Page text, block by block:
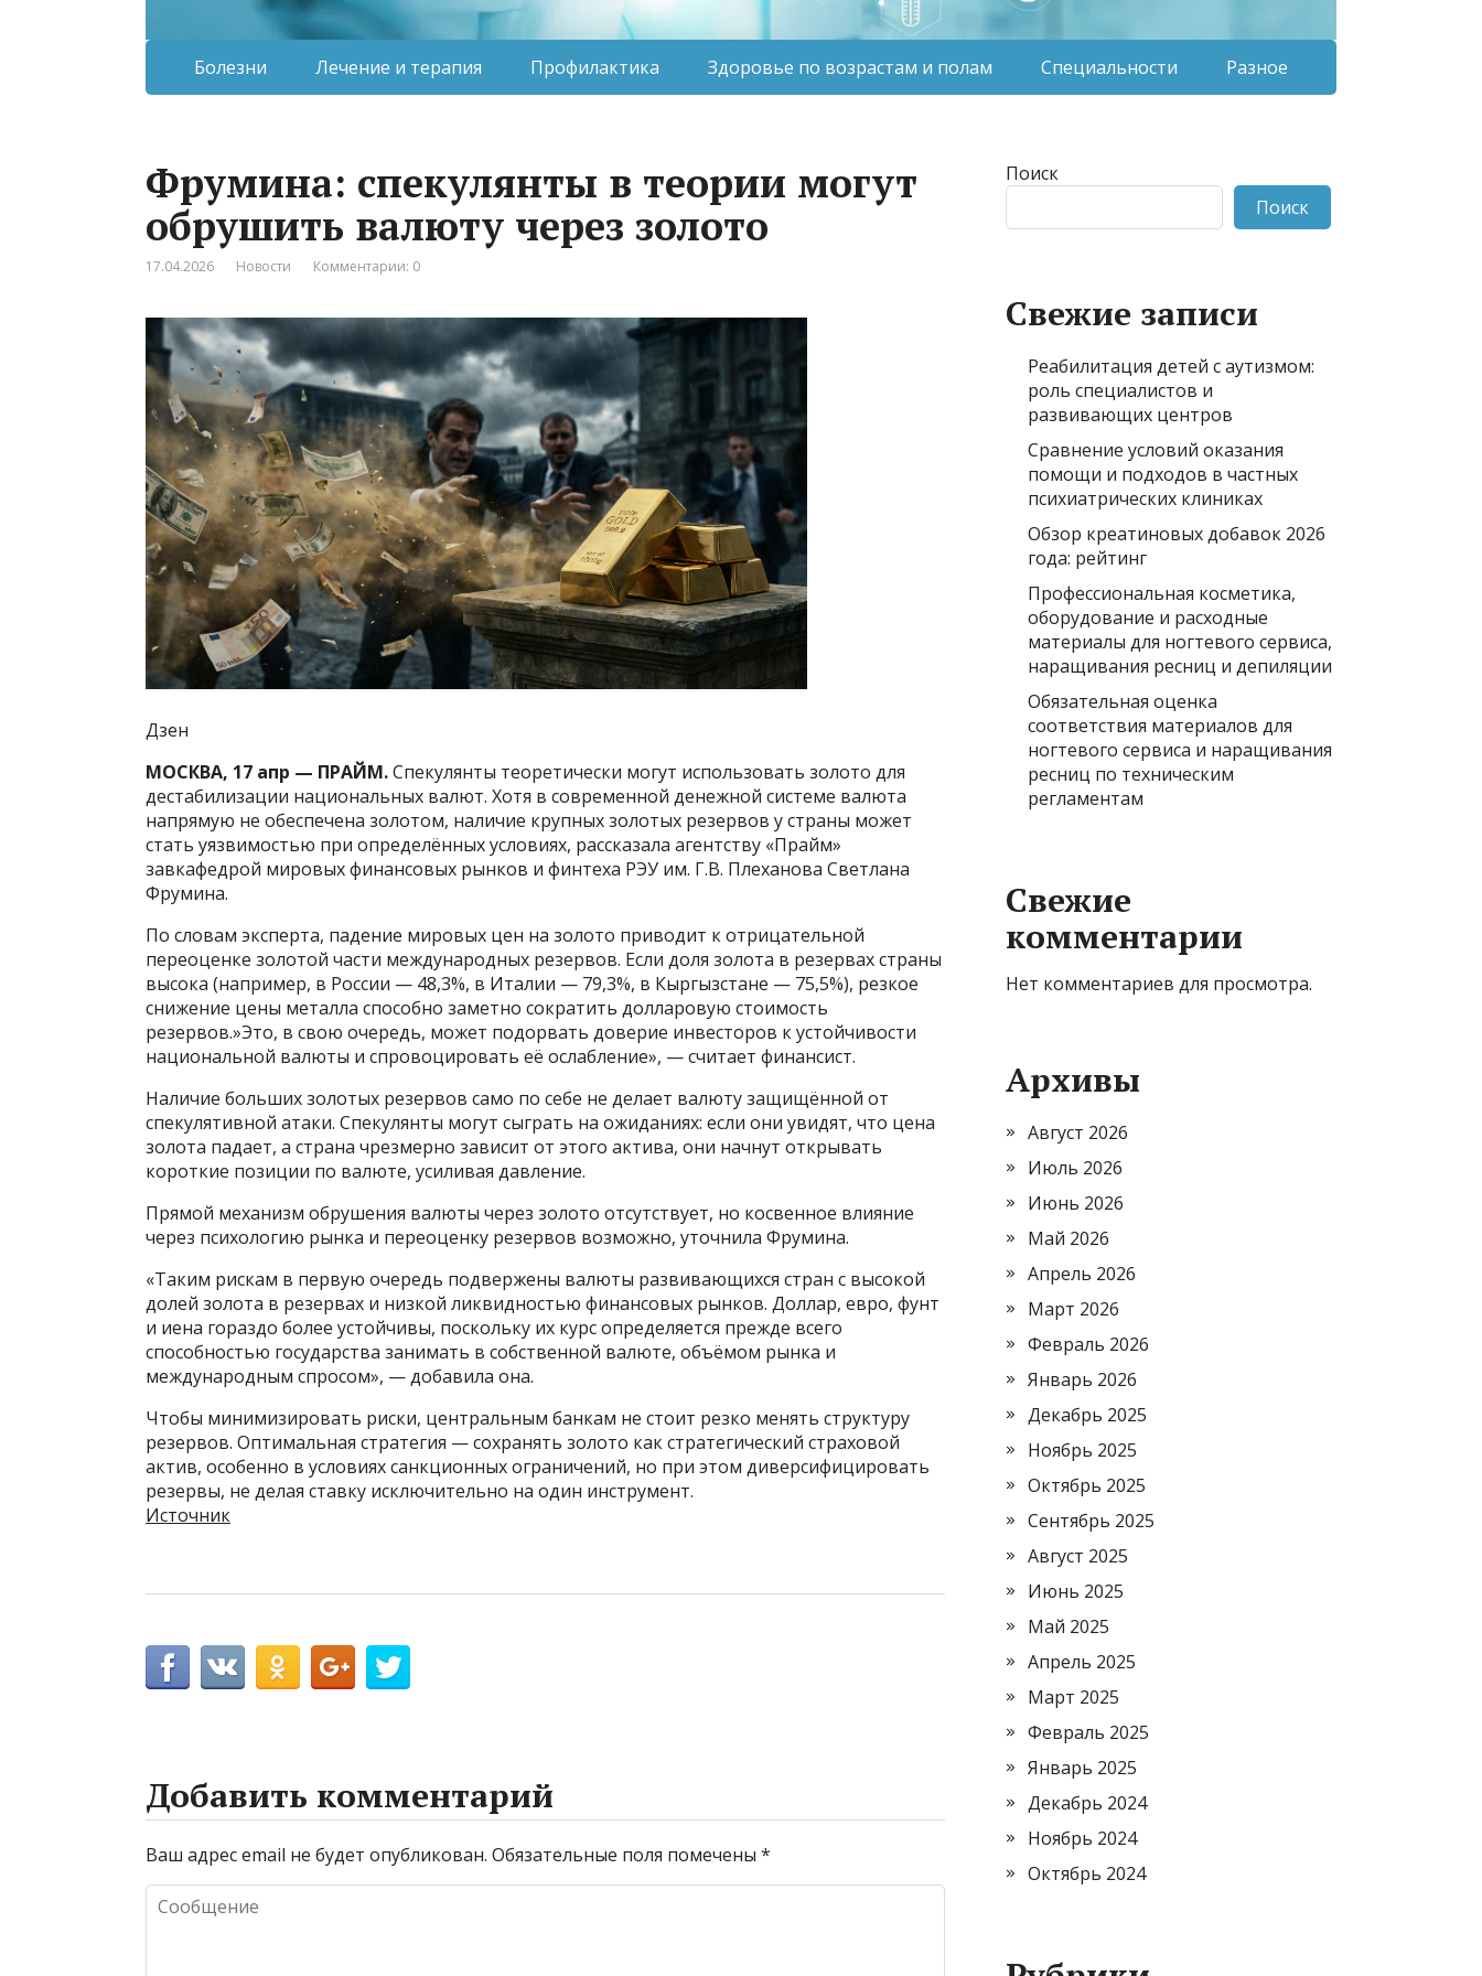
Болезни Лечение и терапия Профилактика Здоровье по возрастам и полам Специальности Разное
Фрумина: спекулянты в теории могут
обрушить валюту через золото
17.04.2026 Новости Комментарии: 0
Дзен
МОСКВА, 17 апр — ПРАЙМ.Спекулянты теоретически могут использовать золото для
дестабилизации национальных валют. Хотя в современной денежной системе валюта
напрямую не обеспечена золотом, наличие крупных золотых резервов у страны может
стать уязвимостью при определённых условиях, рассказала агентству «Прайм»
завкафедрой мировых финансовых рынков и финтеха РЭУ им. Г.В. Плеханова Светлана
Фрумина.
По словам эксперта, падение мировых цен на золото приводит к отрицательной
переоценке золотой части международных резервов. Если доля золота в резервах страны
высока (например, в России — 48,3%, в Италии — 79,3%, в Кыргызстане — 75,5%), резкое
снижение цены металла способно заметно сократить долларовую стоимость
резервов.»Это, в свою очередь, может подорвать доверие инвесторов к устойчивости
национальной валюты и спровоцировать её ослабление», — считает финансист.
Наличие больших золотых резервов само по себе не делает валюту защищённой от
спекулятивной атаки. Спекулянты могут сыграть на ожиданиях: если они увидят, что цена
золота падает, а страна чрезмерно зависит от этого актива, они начнут открывать
короткие позиции по валюте, усиливая давление.
Прямой механизм обрушения валюты через золото отсутствует, но косвенное влияние
через психологию рынка и переоценку резервов возможно, уточнила Фрумина.
«Таким рискам в первую очередь подвержены валюты развивающихся стран с высокой
долей золота в резервах и низкой ликвидностью финансовых рынков. Доллар, евро, фунт
и иена гораздо более устойчивы, поскольку их курс определяется прежде всего
способностью государства занимать в собственной валюте, объёмом рынка и
международным спросом», — добавила она.
Чтобы минимизировать риски, центральным банкам не стоит резко менять структуру
резервов. Оптимальная стратегия — сохранять золото как стратегический страховой
актив, особенно в условиях санкционных ограничений, но при этом диверсифицировать
резервы, не делая ставку исключительно на один инструмент.
Источник
Добавить комментарий
Ваш адрес email не будет опубликован. Обязательные поля помечены *
Поиск
Поиск
Свежие записи
Реабилитация детей с аутизмом:
роль специалистов и
развивающих центров
Сравнение условий оказания
помощи и подходов в частных
психиатрических клиниках
Обзор креатиновых добавок 2026
года: рейтинг
Профессиональная косметика,
оборудование и расходные
материалы для ногтевого сервиса,
наращивания ресниц и депиляции
Обязательная оценка
соответствия материалов для
ногтевого сервиса и наращивания
ресниц по техническим
регламентам
Свежие
комментарии
Нет комментариев для просмотра.
Архивы
Август 2026
Июль 2026
Июнь 2026
Май 2026
Апрель 2026
Март 2026
Февраль 2026
Январь 2026
Декабрь 2025
Ноябрь 2025
Октябрь 2025
Сентябрь 2025
Август 2025
Июнь 2025
Май 2025
Апрель 2025
Март 2025
Февраль 2025
Январь 2025
Декабрь 2024
Ноябрь 2024
Октябрь 2024